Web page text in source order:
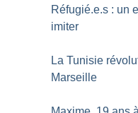
Réfugié.e.s : un
imiter
La Tunisie
Marseille